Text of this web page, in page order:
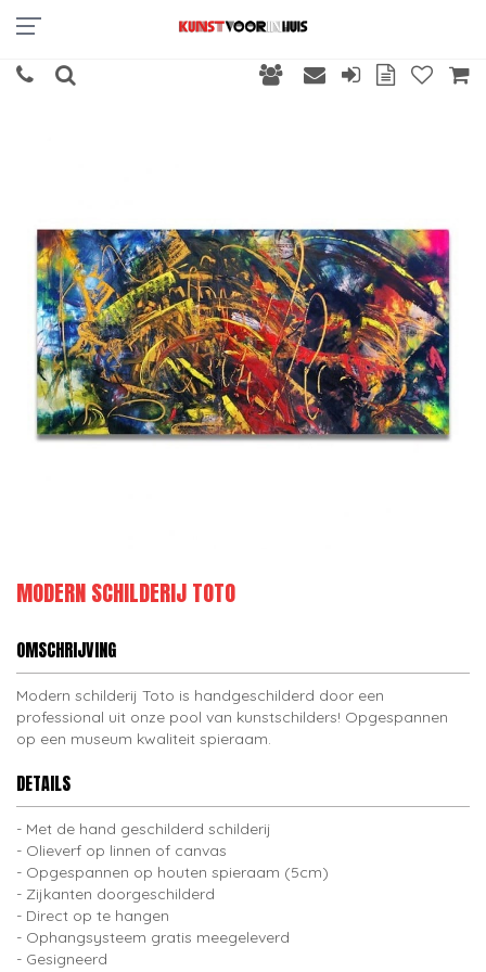
MODERN SCHILDERIJ TOTO
OMSCHRIJVING
Modern schilderij Toto is handgeschilderd door een
professional uit onze pool van kunstschilders! Opgespannen
op een museum kwaliteit spieraam.
DETAILS
Met de hand geschilderd schilderij
Olieverf op linnen of canvas
Opgespannen op houten spieraam (5cm)
Zijkanten doorgeschilderd
Direct op te hangen
Ophangsysteem gratis meegeleverd
Gesigneerd